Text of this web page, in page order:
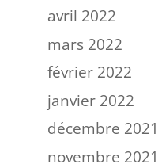
avril 2022
mars 2022
février 2022
janvier 2022
décembre 2021
novembre 2021